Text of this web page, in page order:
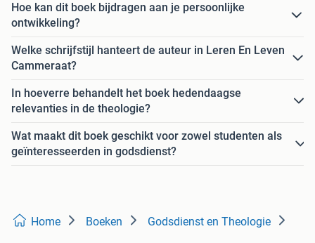
Hoe kan dit boek bijdragen aan je persoonlijke
ontwikkeling?
Welke schrijfstijl hanteert de auteur in Leren En Leven
Cammeraat?
In hoeverre behandelt het boek hedendaagse
relevanties in de theologie?
Wat maakt dit boek geschikt voor zowel studenten als
geïnteresseerden in godsdienst?
Home Boeken Godsdienst en Theologie